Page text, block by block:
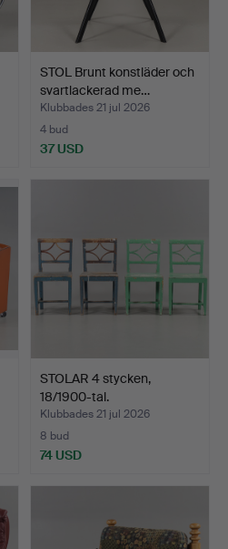
STOL Brunt konstläder och
svartlackerad me…
Klubbades 21 jul 2026
4 bud
37 USD
STOLAR 4 stycken,
18/1900-tal.
Klubbades 21 jul 2026
8 bud
74 USD